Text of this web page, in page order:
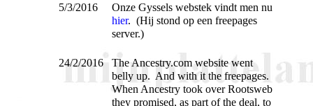
5/3/2016
Onze Gyssels webstek vindt men nu
hier. (Hij stond op een freepages
server.)
24/2/2016
The Ancestry.com website went
belly up. And with it the freepages.
When Ancestry took over Rootsweb
they promised, as part of the deal, to